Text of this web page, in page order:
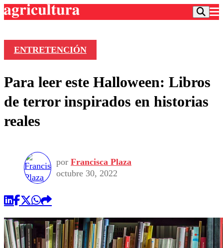
Frecuencias
Agricultura TV
Deportes
Seleccion Chilena
Torneo Internacional
Economía
Internacional
Publicaciones en medios
Opinión
ENTRETENCIÓN
Para leer este Halloween: Libros
de terror inspirados en historias
reales
por Francisca Plaza
octubre 30, 2022